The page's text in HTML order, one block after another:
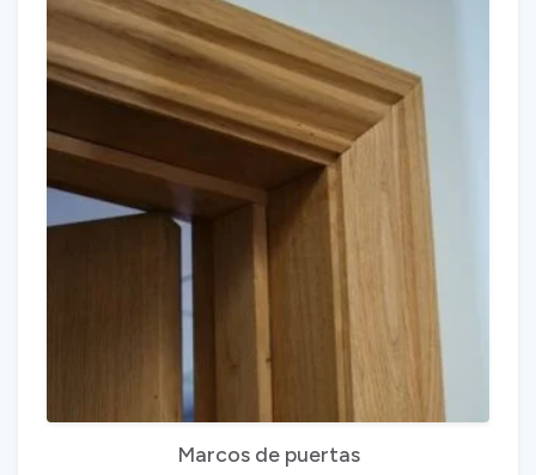
Marcos de puertas